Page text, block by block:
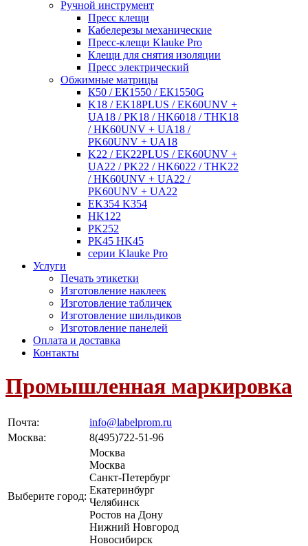
Ручной инструмент
Пресс клещи
Кабелерезы механические
Пресс-клещи Klauke Pro
Клещи для снятия изоляции
Пресс электрический
Обжимные матрицы
К50 / ЕК1550 / ЕК1550G
K18 / EK18PLUS / EK60UNV +
UA18 / PK18 / HK6018 / THK18
/ HK60UNV + UA18 /
PK60UNV + UA18
K22 / EK22PLUS / EK60UNV +
UA22 / PK22 / HK6022 / THK22
/ HK60UNV + UA22 /
PK60UNV + UA22
EK354 K354
HK122
PK252
PK45 HK45
серии Klauke Pro
Услуги
Печать этикетки
Изготовление наклеек
Изготовление табличек
Изготовление шильдиков
Изготовление панелей
Оплата и доставка
Контакты
Промышленная маркировка
Почта:
info@labelprom.ru
Москва: 8(495)722-51-96
Выберите город:
Москва
Москва
Санкт-Петербург
Екатеринбург
Челябинск
Ростов на Дону
Нижний Новгород
Новосибирск